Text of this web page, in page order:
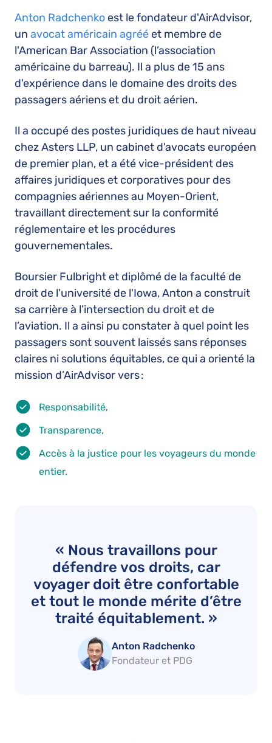
Anton Radchenko est le fondateur d'AirAdvisor,
un avocat américain agréé et membre de
l'American Bar Association (l’association
américaine du barreau). Il a plus de 15 ans
d'expérience dans le domaine des droits des
passagers aériens et du droit aérien.
Il a occupé des postes juridiques de haut niveau
chez Asters LLP, un cabinet d'avocats européen
de premier plan, et a été vice-président des
affaires juridiques et corporatives pour des
compagnies aériennes au Moyen-Orient,
travaillant directement sur la conformité
réglementaire et les procédures
gouvernementales.
Boursier Fulbright et diplômé de la faculté de
droit de l'université de l'Iowa, Anton a construit
sa carrière à l’intersection du droit et de
l’aviation. Il a ainsi pu constater à quel point les
passagers sont souvent laissés sans réponses
claires ni solutions équitables, ce qui a orienté la
mission d’AirAdvisor vers :
Responsabilité,
Transparence,
Accès à la justice pour les voyageurs du monde
entier.
« Nous travaillons pour
défendre vos droits, car
voyager doit être confortable
et tout le monde mérite d’être
traité équitablement. »
Anton Radchenko
Fondateur et PDG